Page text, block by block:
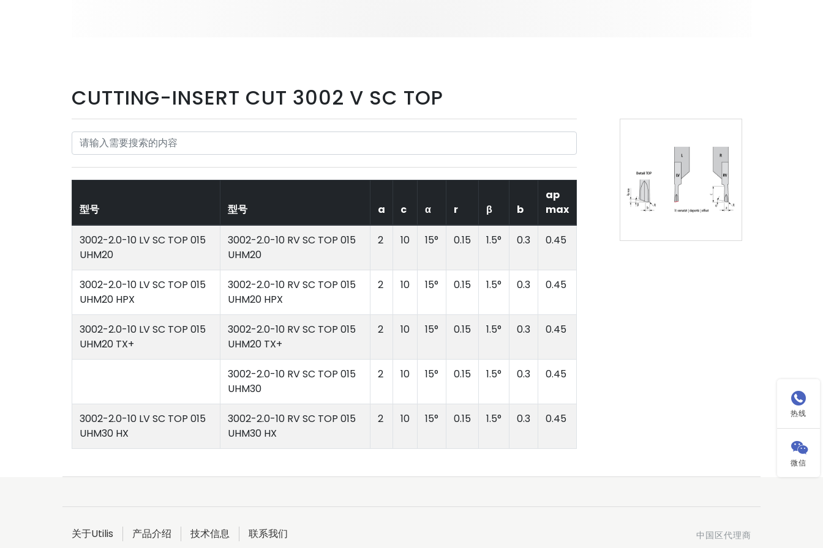
CUTTING-INSERT CUT 3002 V SC TOP
型号 型号 a c α r β b
ap
max
3002-2.0-10 LV SC TOP 015
UHM20
3002-2.0-10 RV SC TOP 015
UHM20
2 10 15° 0.15 1.5° 0.3 0.45
3002-2.0-10 LV SC TOP 015
UHM20 HPX
3002-2.0-10 RV SC TOP 015
UHM20 HPX
2 10 15° 0.15 1.5° 0.3 0.45
3002-2.0-10 LV SC TOP 015
UHM20 TX+
3002-2.0-10 RV SC TOP 015
UHM20 TX+
2 10 15° 0.15 1.5° 0.3 0.45
3002-2.0-10 RV SC TOP 015
UHM30
2 10 15° 0.15 1.5° 0.3 0.45
3002-2.0-10 LV SC TOP 015
UHM30 HX
3002-2.0-10 RV SC TOP 015
UHM30 HX
2 10 15° 0.15 1.5° 0.3 0.45
关于Utilis 产品介绍 技术信息 联系我们
中国区代理商

热线

微信